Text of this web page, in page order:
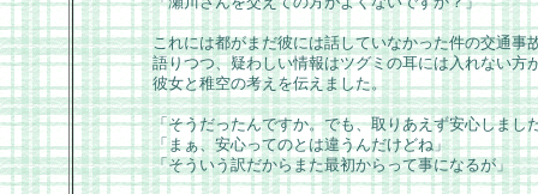
これには都がまだ彼には話していなかった件の交通事
語りつつ、疑わしい情報はツグミの耳には入れない方
彼女と稚空の考えを伝えました。
「そうだったんですか。でも、取りあえず安心しまし
「まぁ、安心ってのとは違うんだけどね」
「そういう訳だからまた最初からって事になるが」